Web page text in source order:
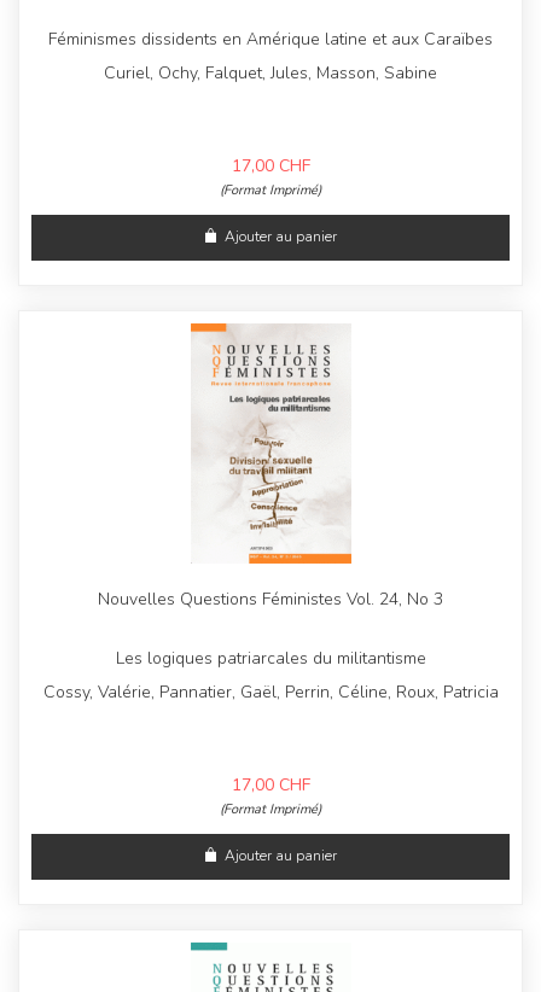
Féminismes dissidents en Amérique latine et aux Caraïbes
Curiel, Ochy, Falquet, Jules, Masson, Sabine
17,00 CHF
(Format Imprimé)
Ajouter au panier
Nouvelles Questions Féministes Vol. 24, No 3
Les logiques patriarcales du militantisme
Cossy, Valérie, Pannatier, Gaël, Perrin, Céline, Roux, Patricia
17,00 CHF
(Format Imprimé)
Ajouter au panier